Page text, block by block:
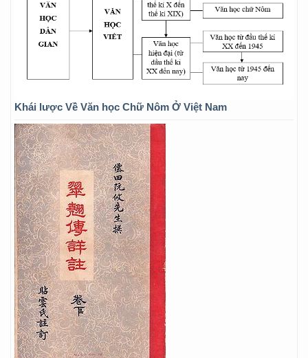
Khái lược Về Văn học Chữ Nôm Ở Việt Nam